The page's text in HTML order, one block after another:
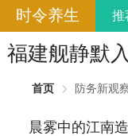
时令养生 推
福建舰静默
首页 防务新观
晨雾中的江南